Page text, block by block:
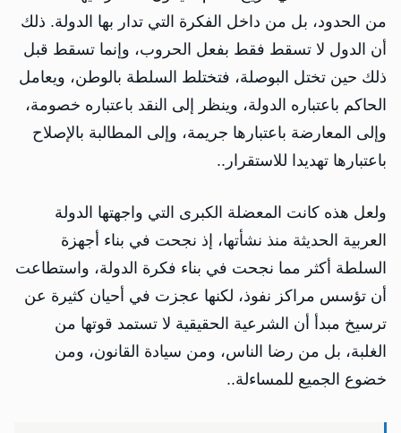
من الحدود، بل من داخل الفكرة التي تدار بها الدولة. ذلك
أن الدول لا تسقط فقط بفعل الحروب، وإنما تسقط قبل
ذلك حين تختل البوصلة، فتختلط السلطة بالوطن، ويعامل
الحاكم باعتباره الدولة، وينظر إلى النقد باعتباره خصومة،
وإلى المعارضة باعتبارها جريمة، وإلى المطالبة بالإصلاح
باعتبارها تهديدا للاستقرار..
ولعل هذه كانت المعضلة الكبرى التي واجهتها الدولة
العربية الحديثة منذ نشأتها، إذ نجحت في بناء أجهزة
السلطة أكثر مما نجحت في بناء فكرة الدولة، واستطاعت
أن تؤسس مراكز نفوذ، لكنها عجزت في أحيان كثيرة عن
ترسيخ مبدأ أن الشرعية الحقيقية لا تستمد قوتها من
الغلبة، بل من رضا الناس، ومن سيادة القانون، ومن
خضوع الجميع للمساءلة..